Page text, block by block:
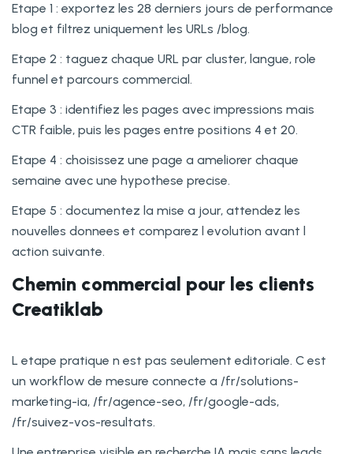
Etape 1 : exportez les 28 derniers jours de performance
blog et filtrez uniquement les URLs /blog.
Etape 2 : taguez chaque URL par cluster, langue, role
funnel et parcours commercial.
Etape 3 : identifiez les pages avec impressions mais
CTR faible, puis les pages entre positions 4 et 20.
Etape 4 : choisissez une page a ameliorer chaque
semaine avec une hypothese precise.
Etape 5 : documentez la mise a jour, attendez les
nouvelles donnees et comparez l evolution avant l
action suivante.
Chemin commercial pour les clients
Creatiklab
L etape pratique n est pas seulement editoriale. C est
un workflow de mesure connecte a /fr/solutions-
marketing-ia, /fr/agence-seo, /fr/google-ads,
/fr/suivez-vos-resultats.